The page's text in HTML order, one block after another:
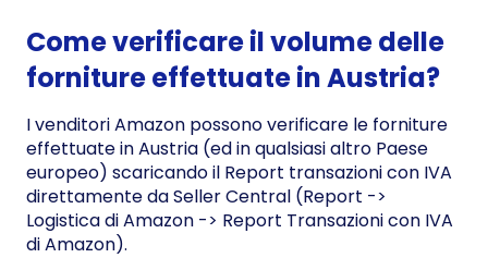
Come verificare il volume delle
forniture effettuate in Austria?
I venditori Amazon possono verificare le forniture
effettuate in Austria (ed in qualsiasi altro Paese
europeo) scaricando il Report transazioni con IVA
direttamente da Seller Central (Report ->
Logistica di Amazon -> Report Transazioni con IVA
di Amazon).